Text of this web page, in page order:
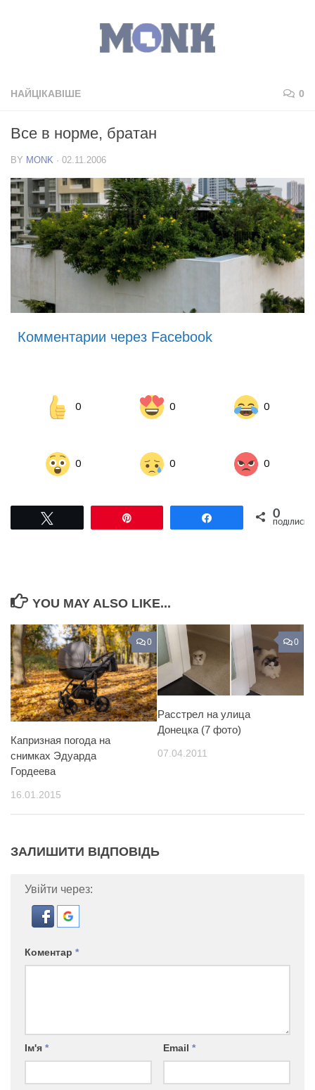
НАЙЦІКАВІШЕ 0
Все в норме, братан
BY MONK · 02.11.2006
Комментарии через Facebook
0 0 0
0 0 0
Поділитися0
ПОДІЛИСЬ
YOU MAY ALSO LIKE...
0
Капризная погода на
снимках Эдуарда
Гордеева
16.01.2015
0
Расстрел на улица
Донецка (7 фото)
07.04.2011
ЗАЛИШИТИ ВІДПОВІДЬ
Увійти через:
Коментар *
Ім'я * Email *